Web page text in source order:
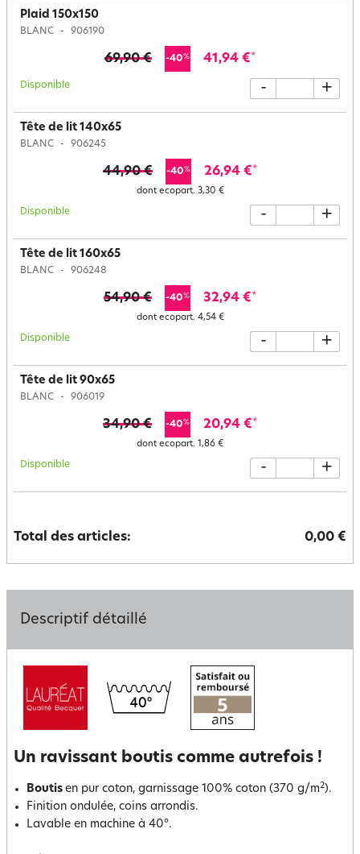
Plaid 150x150
BLANC 906190
69,90 € -40% 41,94 €*
Disponible - +
Tête de lit 140x65
BLANC 906245
44,90 € -40% 26,94 €*
dont ecopart. 3,30 €
Disponible - +
Tête de lit 160x65
BLANC 906248
54,90 € -40% 32,94 €*
dont ecopart. 4,54 €
Disponible - +
Tête de lit 90x65
BLANC 906019
34,90 € -40% 20,94 €*
dont ecopart. 1,86 €
Disponible - +
Total des articles: 0,00 €
Descriptif détaillé
Un ravissant boutis comme autrefois !
Boutis en pur coton, garnissage 100% coton (370 g/m2).
Finition ondulée, coins arrondis.
Lavable en machine à 40°.